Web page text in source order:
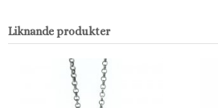
Liknande produkter